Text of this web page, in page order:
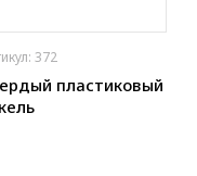
372
пластиковый